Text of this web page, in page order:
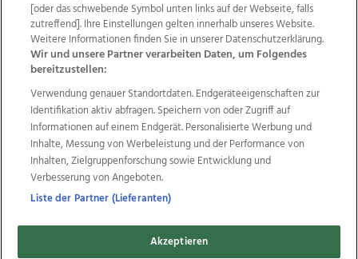
Wir über uns Mediadaten Kontakt
Jobs
Datenschutz
Impressum
AGB Anzeigekunden
AGB Website
Ehrenkodex Politische Werbung
Weitere Angebote des Medienhauses Wimmer
TV1 di-mog-i.at OÖNow
Ischler Woche
Life Radio
OÖNachrichten
OÖN Immobilien
OÖN Karriere
OÖN Reise
Promenaden Galerien
Regionaljobs
wasistlos.at
Copyrights © 2026 Tips Zeitungs GmbH & Co KG
[oder das schwebende Symbol unten links auf der Webseite, falls
zutreffend]. Ihre Einstellungen gelten innerhalb unseres Website.
Weitere Informationen finden Sie in unserer Datenschutzerklärung.
Wir und unsere Partner verarbeiten Daten, um Folgendes
bereitzustellen:
Verwendung genauer Standortdaten. Endgeräteeigenschaften zur
Identifikation aktiv abfragen. Speichern von oder Zugriff auf
Informationen auf einem Endgerät. Personalisierte Werbung und
Inhalte, Messung von Werbeleistung und der Performance von
Inhalten, Zielgruppenforschung sowie Entwicklung und
Verbesserung von Angeboten.
Liste der Partner (Lieferanten)
Akzeptieren